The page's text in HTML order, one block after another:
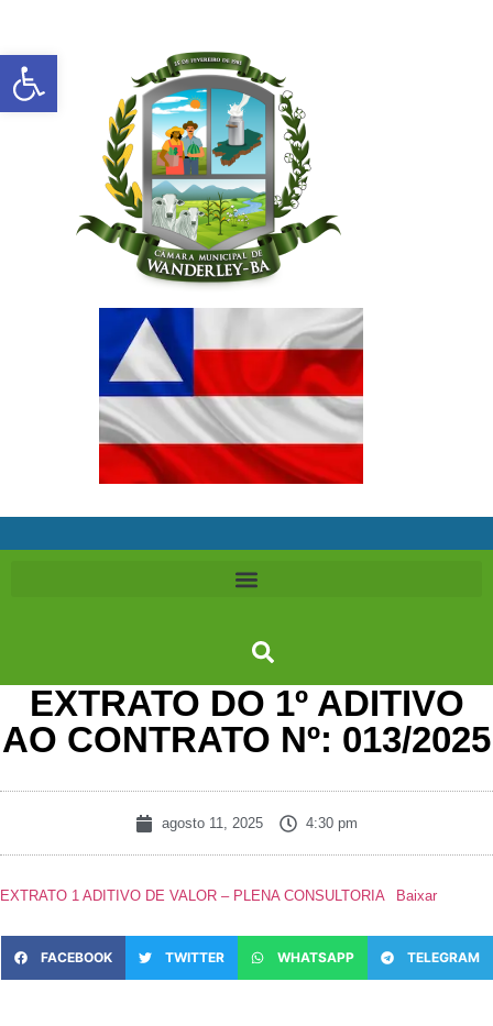
EXTRATO DO 1º ADITIVO
AO CONTRATO Nº: 013/2025
agosto 11, 2025 4:30 pm
EXTRATO 1 ADITIVO DE VALOR – PLENA CONSULTORIA Baixar
FACEBOOK TWITTER WHATSAPP TELEGRAM
Abrir a barra de ferramentas